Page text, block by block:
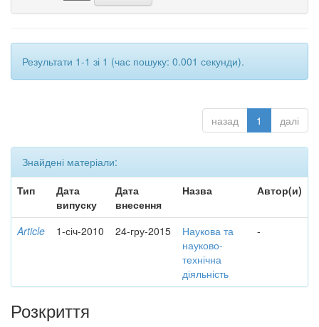
Результати 1-1 зі 1 (час пошуку: 0.001 секунди).
назад 1 далі
Знайдені матеріали:
Тип
Дата
випуску
Дата
внесення
Назва Автор(и)
Article 1-січ-2010 24-гру-2015
Наукова та
науково-
технічна
діяльність
-
Розкриття